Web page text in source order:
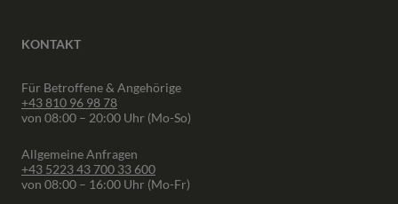
KONTAKT
Für Betroffene & Angehörige
+43 810 96 98 78
von 08:00 – 20:00 Uhr (Mo-So)
Allgemeine Anfragen
+43 5223 43 700 33 600
von 08:00 – 16:00 Uhr (Mo-Fr)